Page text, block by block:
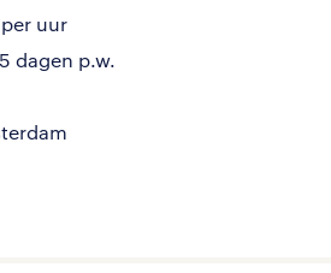
uur
dagen p.w.